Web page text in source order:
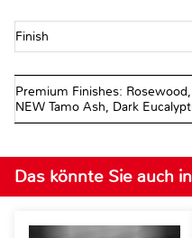
Finish
Premium Finishes:
NEW Tamo Ash, Dark
Das könnte Sie auch